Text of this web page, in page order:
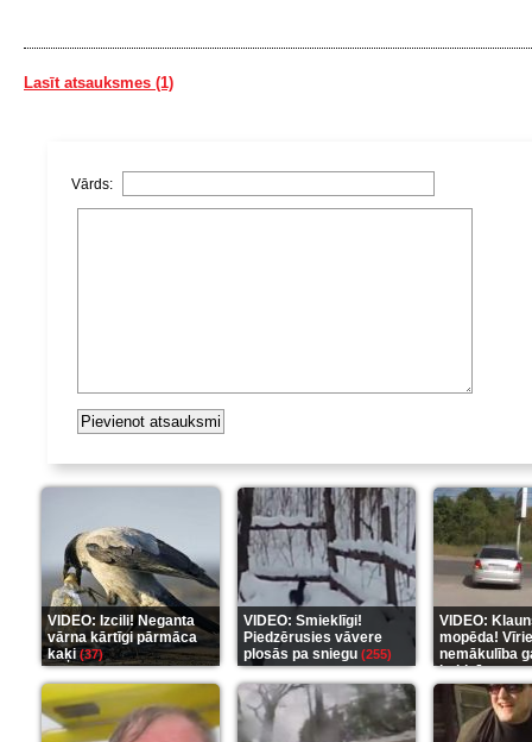
Lasīt atsauksmes (1)
Vārds:
VIDEO: Izcili! Neganta
vārna kārtīgi pārmāca
kaķi(37)
VIDEO: Smieklīgi!
Piedzērusies vāvere
plosās pa sniegu (255)
VIDEO:
mopēda!
nemākulība
beidzās ar
(289)